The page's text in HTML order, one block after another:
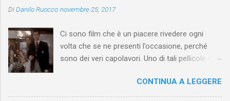
DiDanilo Ruocco novembre 25, 2017
Ci sono film che è un piacere rivedere ogni
volta che se ne presenti l’occasione, perché
sono dei veri capolavori. Uno di tali pellicole è
Tratto dall'omonimo romanzo di Agatha
Christie (pubblicato prima a puntate nel 1933 e,
CONTINUA A LEGGERE